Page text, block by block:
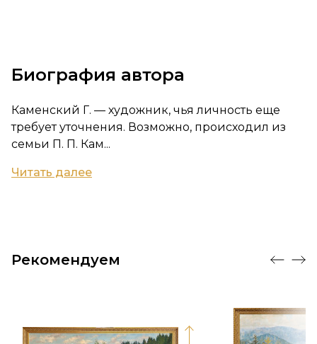
Биография автора
Каменский Г. — художник, чья личность еще
требует уточнения. Возможно, происходил из
семьи П. П. Кам...
Читать далее
Рекомендуем